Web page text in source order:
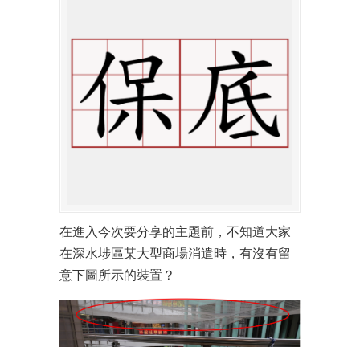
在進入今次要分享的主題前，不知道大家
在深水埗區某大型商場消遣時，有沒有留
意下圖所示的裝置？